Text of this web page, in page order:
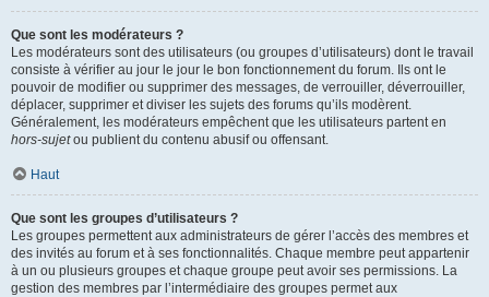
Que sont les modérateurs ?
Les modérateurs sont des utilisateurs (ou groupes d’utilisateurs) dont le travail
consiste à vérifier au jour le jour le bon fonctionnement du forum. Ils ont le
pouvoir de modifier ou supprimer des messages, de verrouiller, déverrouiller,
déplacer, supprimer et diviser les sujets des forums qu’ils modèrent.
Généralement, les modérateurs empêchent que les utilisateurs partent en
hors-sujetou publient du contenu abusif ou offensant.
Haut
Que sont les groupes d’utilisateurs ?
Les groupes permettent aux administrateurs de gérer l’accès des membres et
des invités au forum et à ses fonctionnalités. Chaque membre peut appartenir
à un ou plusieurs groupes et chaque groupe peut avoir ses permissions. La
gestion des membres par l’intermédiaire des groupes permet aux